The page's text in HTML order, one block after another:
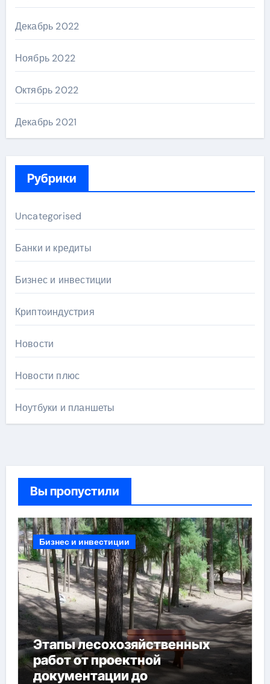
Декабрь 2022
Ноябрь 2022
Октябрь 2022
Декабрь 2021
Рубрики
Uncategorised
Банки и кредиты
Бизнес и инвестиции
Криптоиндустрия
Новости
Новости плюс
Ноутбуки и планшеты
Вы пропустили
Бизнес и инвестиции
Этапы лесохозяйственных
работ от проектной
документации до